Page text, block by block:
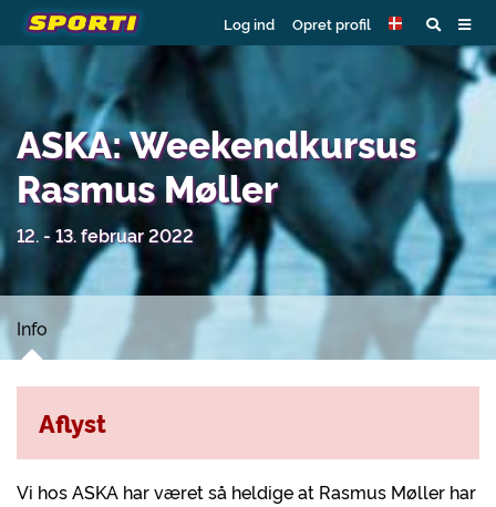
Log ind Opret profil
ASKA: Weekendkursus
Rasmus Møller
12. - 13. februar 2022
Info
Vi hos ASKA har været så heldige at Rasmus Møller har
Aflyst